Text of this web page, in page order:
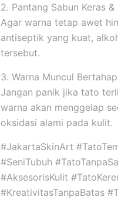
2. Pantang Sabun Keras &
Agar warna tetap awet
antiseptik yang kuat,
tersebut.
3. Warna Muncul
Jangan panik jika tato
warna akan menggelap
oksidasi alami pada kulit.
#JakartaSkinArt
#SeniTubuh
#AksesorisKulit
#KreativitasTanpaBatas